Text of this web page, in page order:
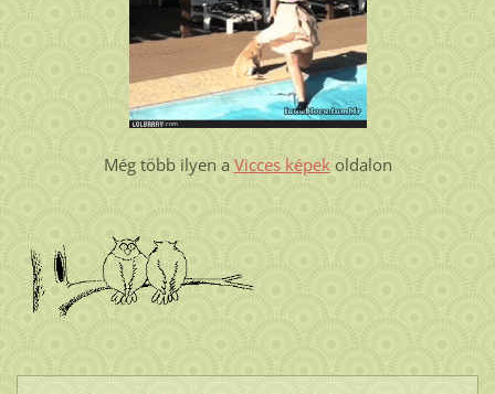
Még több ilyen a Vicces képekoldalon